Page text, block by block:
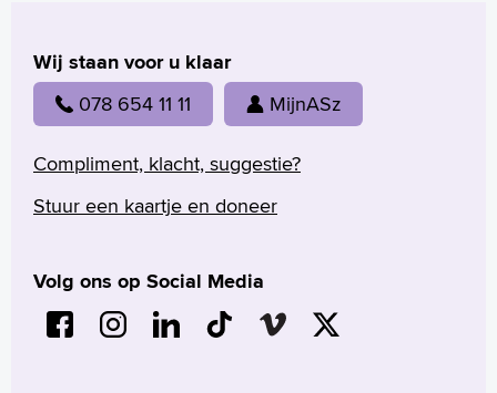
Wij staan voor u klaar
078 654 11 11 MijnASz
Compliment, klacht, suggestie?
Stuur een kaartje en doneer
Volg ons op Social Media